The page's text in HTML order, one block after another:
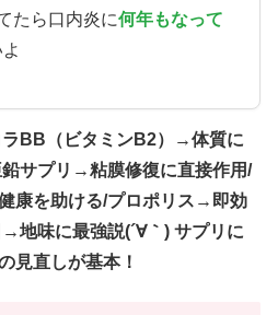
たら口内炎に何年もなって
BB（ビタミンB2）→体質に
サプリ→粘膜修復に直接作用/
康を助ける/プロポリス→即効
地味に最強説(´∀｀) サプリに
見直しが基本！